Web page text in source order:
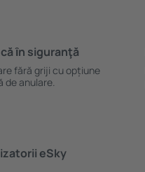
ȋn siguranţă
fără griji cu opțiune
de anulare.
eSky